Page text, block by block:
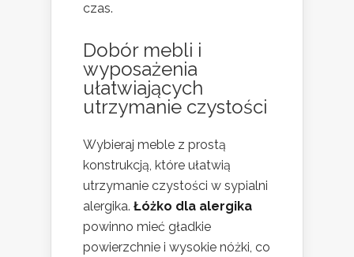
czas.
Dobór mebli i
wyposażenia
ułatwiających
utrzymanie czystości
Wybieraj meble z prostą
konstrukcją, które ułatwią
utrzymanie czystości w sypialni
alergika. Łóżko dla alergika
powinno mieć gładkie
powierzchnie i wysokie nóżki, co